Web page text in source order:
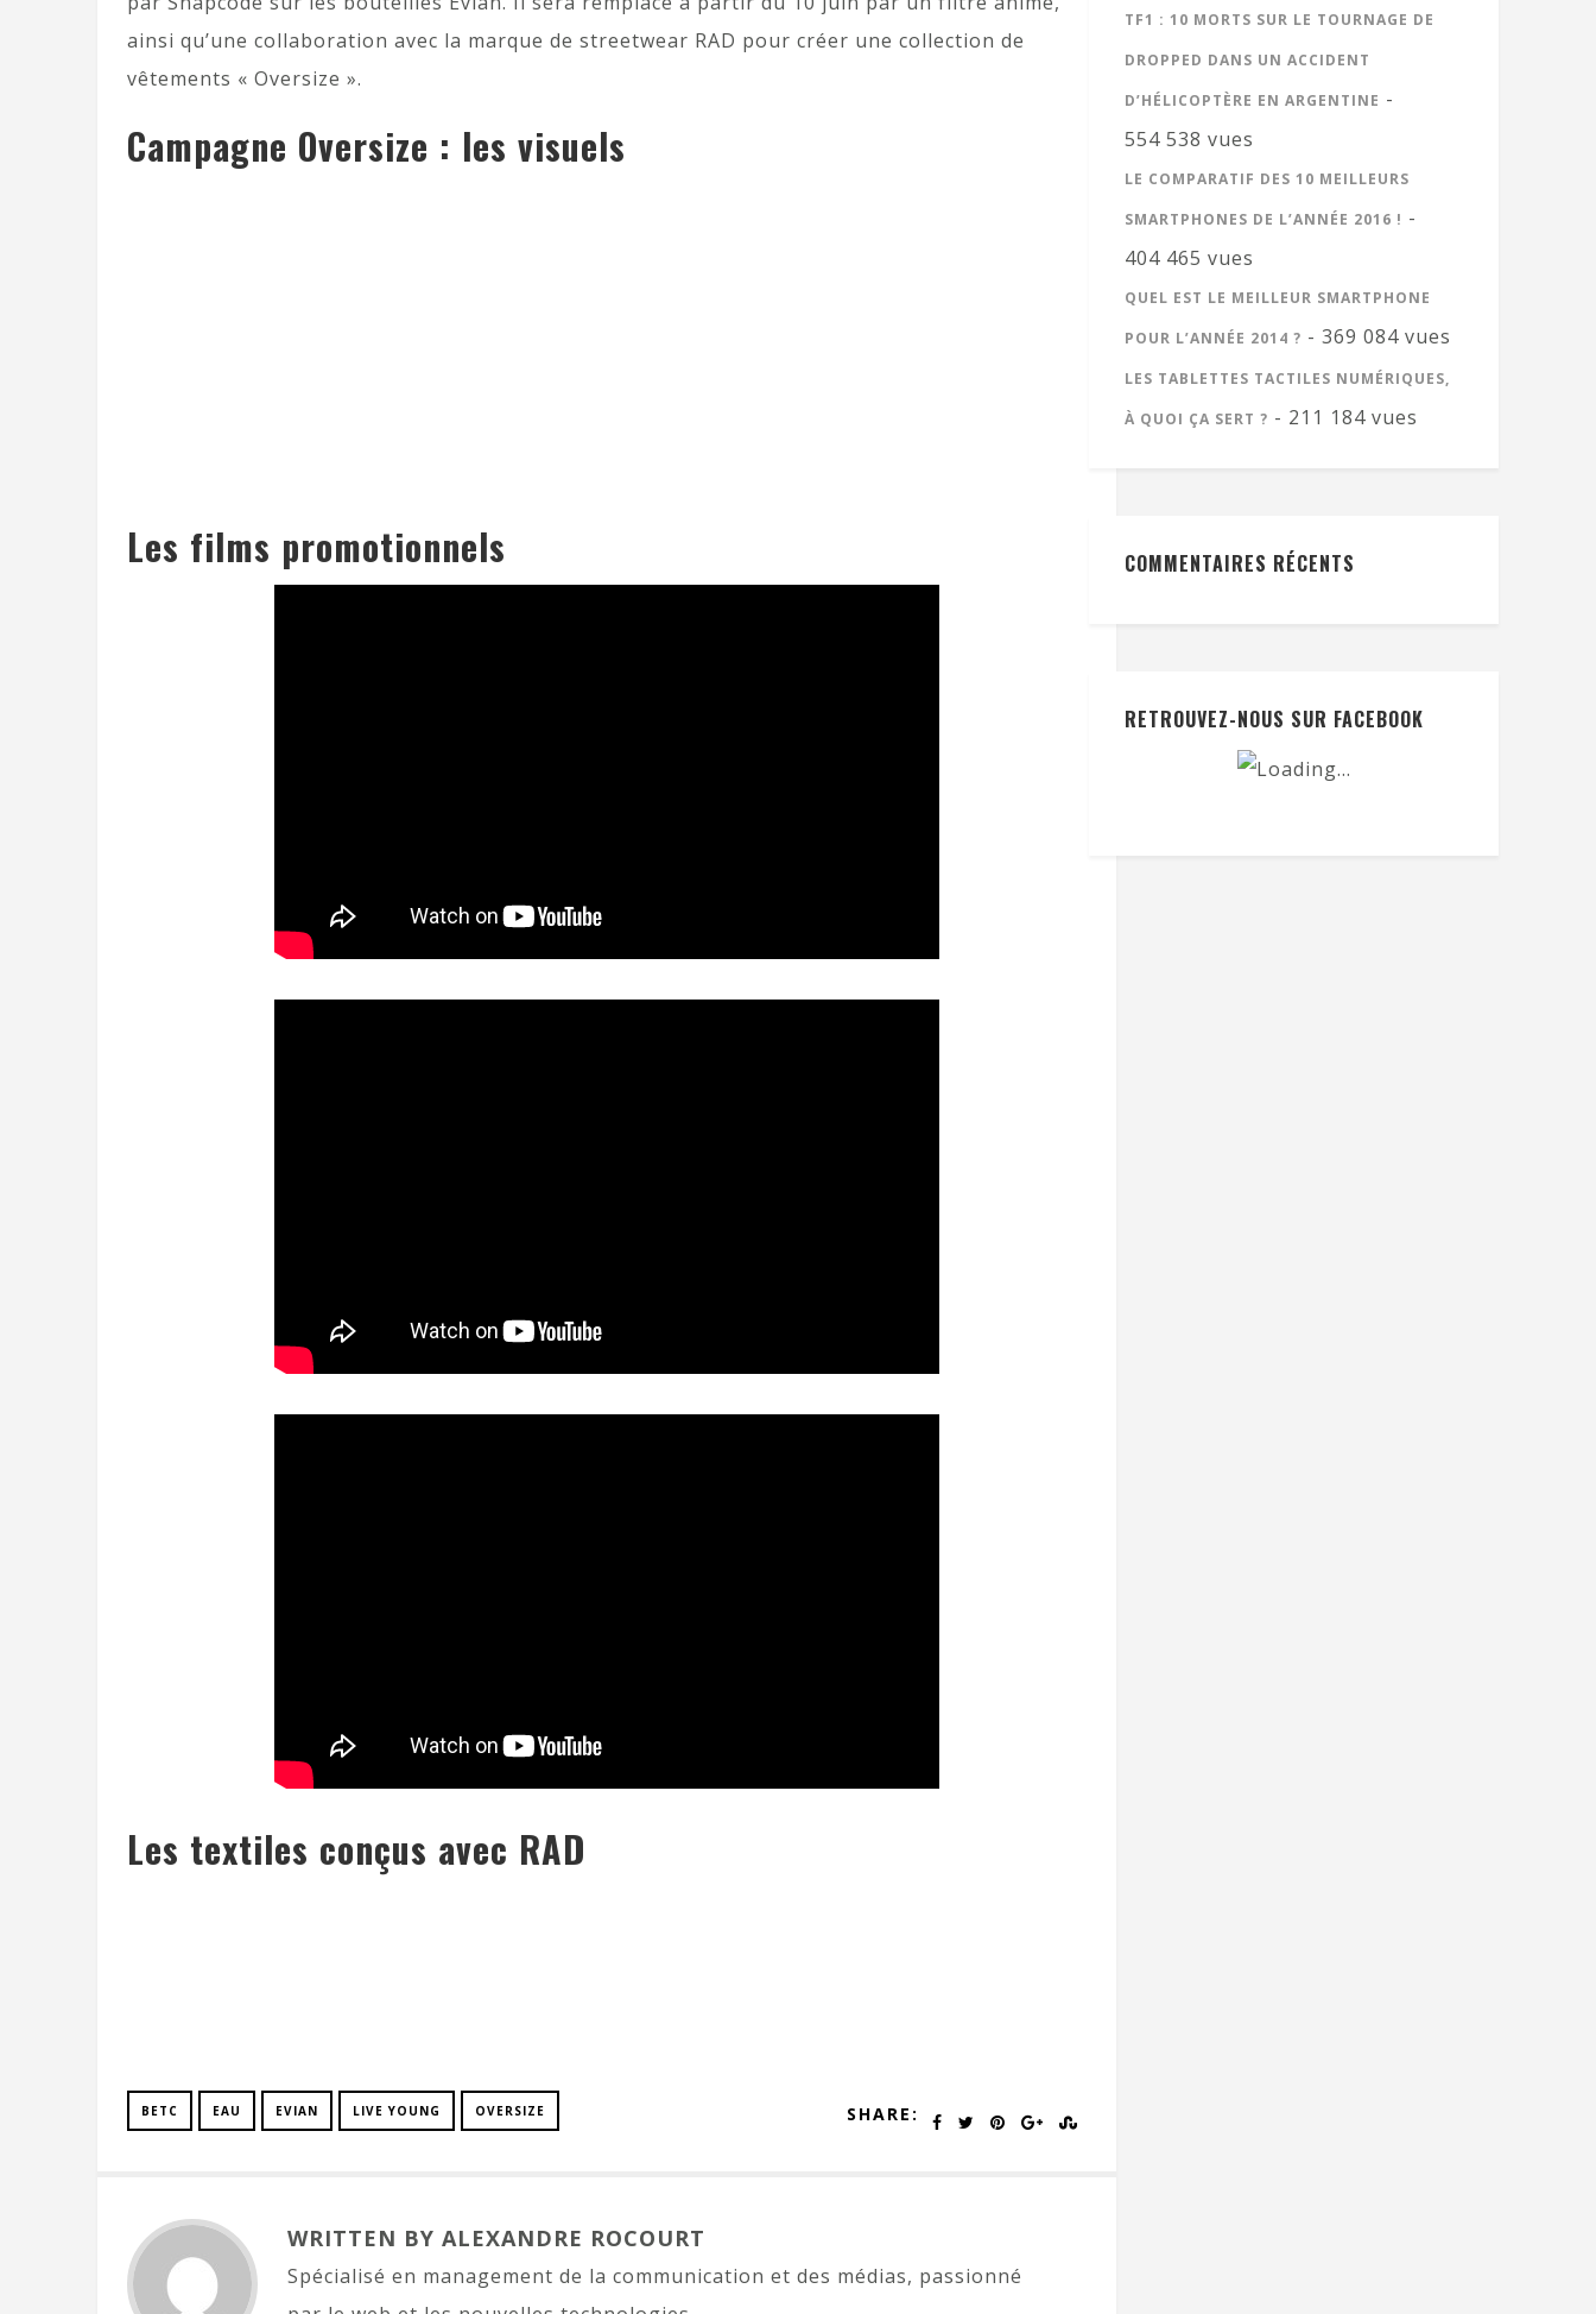
ainsi qu’une collaboration avec la marque de streetwear RAD pour créer une collection de
vêtements « Oversize ».
Campagne Oversize : les visuels
Les films promotionnels
Les textiles conçus avec RAD
BETC EAU EVIAN LIVE YOUNG OVERSIZE SHARE:
WRITTEN BY ALEXANDRE ROCOURT
Spécialisé en management de la communication et des médias, passionné
TF1 : 10 MORTS SUR LE TOURNAGE DE
DROPPED DANS UN ACCIDENT
D’HÉLICOPTÈRE EN ARGENTINE -
554 538 vues
LE COMPARATIF DES 10 MEILLEURS
SMARTPHONES DE L’ANNÉE 2016 ! -
404 465 vues
QUEL EST LE MEILLEUR SMARTPHONE
POUR L’ANNÉE 2014 ? - 369 084 vues
LES TABLETTES TACTILES NUMÉRIQUES,
À QUOI ÇA SERT ? - 211 184 vues
COMMENTAIRES RÉCENTS
RETROUVEZ-NOUS SUR FACEBOOK